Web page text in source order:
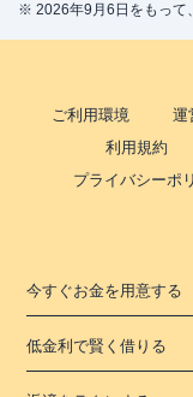
※ 2026年9月6日をもって
ご利用環境 運
利用規約
プライバシーポ
今すぐお金を用意する
低金利で賢く借りる